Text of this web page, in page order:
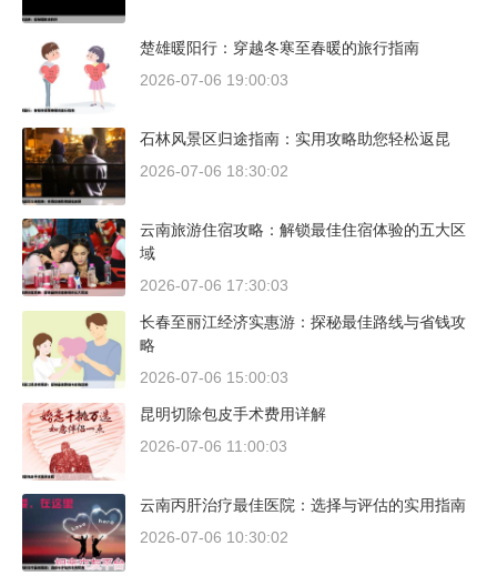
楚雄暖阳行：穿越冬寒至春暖的旅行指南
2026-07-06 19:00:03
石林风景区归途指南：实用攻略助您轻松返昆
2026-07-06 18:30:02
云南旅游住宿攻略：解锁最佳住宿体验的五大区
域
2026-07-06 17:30:03
长春至丽江经济实惠游：探秘最佳路线与省钱攻
略
2026-07-06 15:00:03
昆明切除包皮手术费用详解
2026-07-06 11:00:03
云南丙肝治疗最佳医院：选择与评估的实用指南
2026-07-06 10:30:02